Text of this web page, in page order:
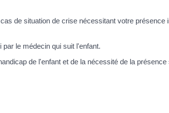
de situation de crise nécessitant votre présence
le médecin qui suit l'enfant.
de l'enfant et de la nécessité de la présence